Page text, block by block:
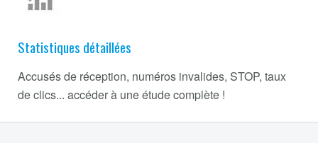
Statistiques détaillées
Accusés de réception, numéros invalides, STOP, taux
de clics... accéder à une étude complète !